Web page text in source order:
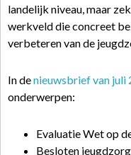
landelijk niveau, maar
werkveld die concreet
verbeteren van de
In denieuwsbrief van juli
onderwerpen:
Evaluatie Wet op
Besloten